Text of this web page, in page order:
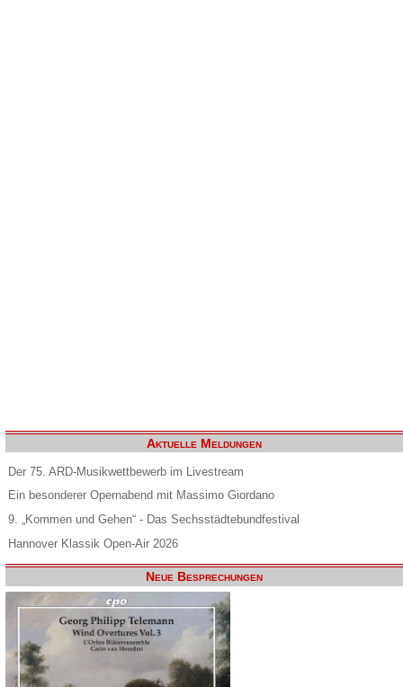
Aktuelle Meldungen
Der 75. ARD-Musikwettbewerb im Livestream
Ein besonderer Opernabend mit Massimo Giordano
9. „Kommen und Gehen“ - Das Sechsstädtebundfestival
Hannover Klassik Open-Air 2026
Neue Besprechungen